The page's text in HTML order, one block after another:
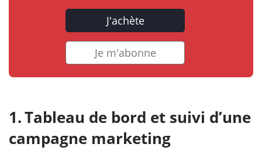
J'achète
Je m'abonne
Tableau de bord et suivi d’une
campagne marketing